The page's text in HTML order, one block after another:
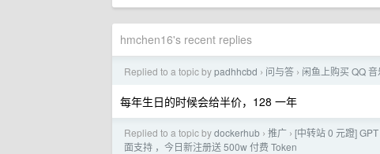
hmchen16's recent replies
Replied to a topic bypadhhcbd › 问与答 › 闲鱼上购买 QQ
每年生日的时候会给半价，128 一年
Replied to a topic bydockerhub › 推广 › [中转站 0 元蹬]
面支持 ，今日新注册送 500w 付费 Token